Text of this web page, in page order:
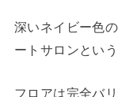
深いネイビー色
ートサロンとい
フロアは完全バ